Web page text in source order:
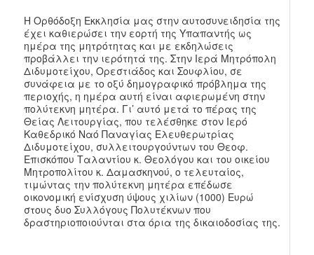
Η Ορθόδοξη Εκκλησία μας στην αυτοσυνειδησία της
έχει καθιερώσει την εορτή της Υπαπαντής ως
ημέρα της μητρότητας και με εκδηλώσεις
προβάλλει την ιερότητά της. Στην Ιερά Μητρόπολη
Διδυμοτείχου, Ορεστιάδος και Σουφλίου, σε
συνάφεια με το οξύ δημογραφικό πρόβλημα της
περιοχής, η ημέρα αυτή είναι αφιερωμένη στην
πολύτεκνη μητέρα. Γι’ αυτό μετά το πέρας της
Θείας Λειτουργίας, που τελέσθηκε στον Ιερό
Καθεδρικό Ναό Παναγίας Ελευθερωτρίας
Διδυμοτείχου, συλλειτουργούντων του Θεοφ.
Επισκόπου Ταλαντίου κ. Θεολόγου και του οικείου
Μητροπολίτου κ. Δαμασκηνού, ο τελευταίος,
τιμώντας την πολύτεκνη μητέρα επέδωσε
οικονομική ενίσχυση ύψους χιλίων (1000) Ευρώ
στους δυο Συλλόγους Πολυτέκνων που
δραστηριοποιούνται στα όρια της δικαιοδοσίας της.